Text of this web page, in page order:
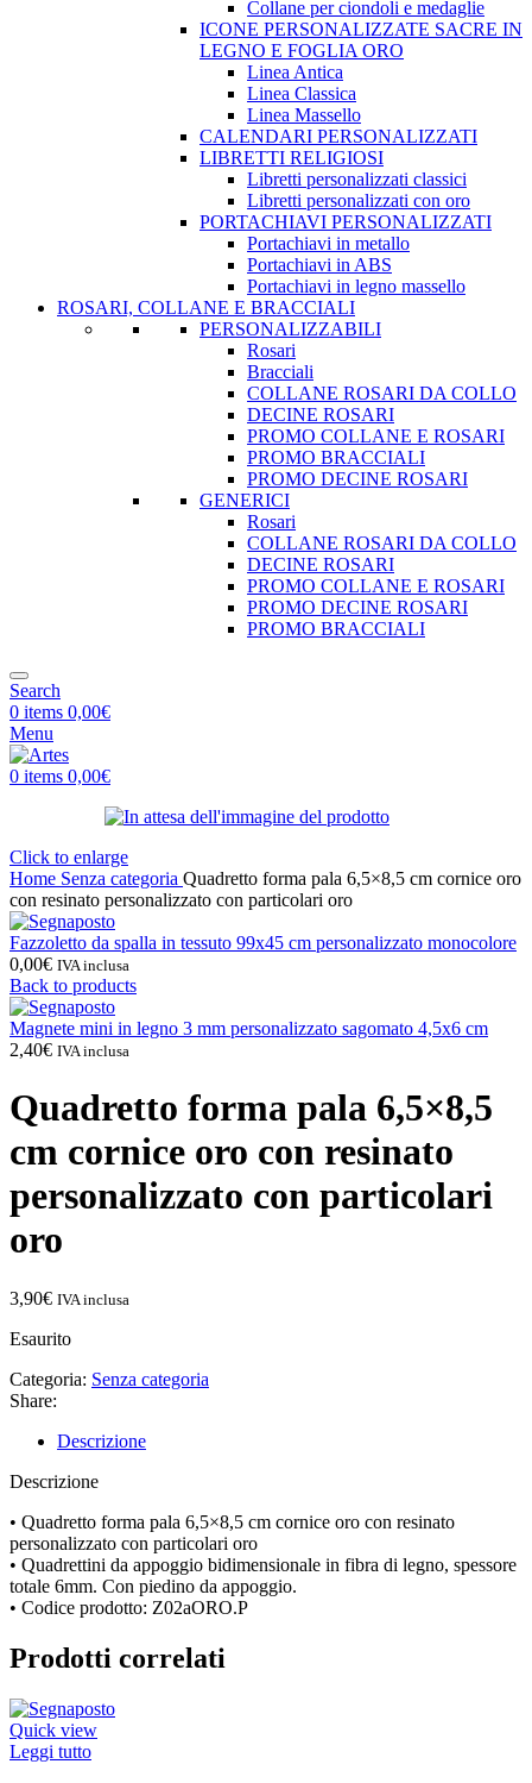
Collane per ciondoli e medaglie
ICONE PERSONALIZZATE SACRE IN
LEGNO E FOGLIA ORO
Linea Antica
Linea Classica
Linea Massello
CALENDARI PERSONALIZZATI
LIBRETTI RELIGIOSI
Libretti personalizzati classici
Libretti personalizzati con oro
PORTACHIAVI PERSONALIZZATI
Portachiavi in metallo
Portachiavi in ABS
Portachiavi in legno massello
ROSARI, COLLANE E BRACCIALI
PERSONALIZZABILI
Rosari
Bracciali
COLLANE ROSARI DA COLLO
DECINE ROSARI
PROMO COLLANE E ROSARI
PROMO BRACCIALI
PROMO DECINE ROSARI
GENERICI
Rosari
COLLANE ROSARI DA COLLO
DECINE ROSARI
PROMO COLLANE E ROSARI
PROMO DECINE ROSARI
PROMO BRACCIALI
Search
0 items 0,00€
Menu
0 items 0,00€
Click to enlarge
Home Senza categoria Quadretto forma pala 6,5×8,5 cm cornice oro
con resinato personalizzato con particolari oro
Fazzoletto da spalla in tessuto 99x45 cm personalizzato monocolore
0,00€ IVA inclusa
Back to products
Magnete mini in legno 3 mm personalizzato sagomato 4,5x6 cm
2,40€ IVA inclusa
Quadretto forma pala 6,5×8,5
cm cornice oro con resinato
personalizzato con particolari
oro
3,90€ IVA inclusa
Esaurito
Categoria: Senza categoria
Share:
Descrizione
Descrizione
• Quadretto forma pala 6,5×8,5 cm cornice oro con resinato
personalizzato con particolari oro
• Quadrettini da appoggio bidimensionale in fibra di legno, spessore
totale 6mm. Con piedino da appoggio.
• Codice prodotto: Z02aORO.P
Prodotti correlati
Quick view
Leggi tutto